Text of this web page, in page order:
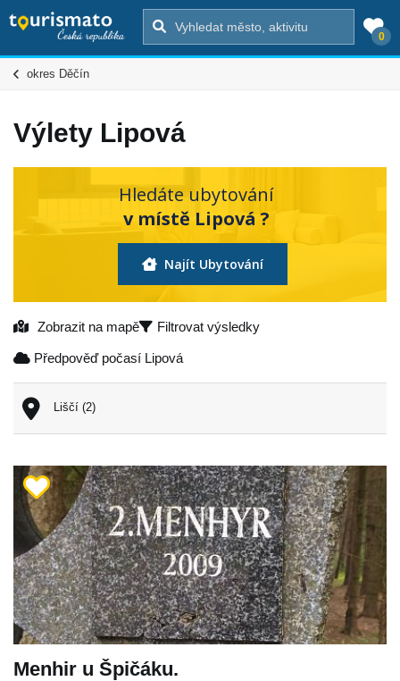
0
okres Děčín
Výlety Lipová
Hledáte ubytování
v místě Lipová ?
Najít Ubytování
Zobrazit na mapě Filtrovat výsledky
Předpověď počasí Lipová
Liščí (2)
Menhir u Špičáku.